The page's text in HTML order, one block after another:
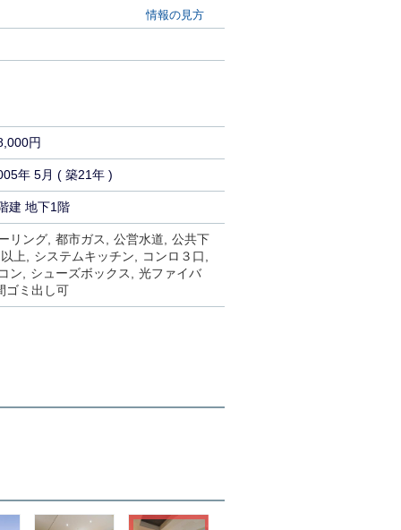
情報の見方
円
年 5月 ( 築21年 )
建 地下1階
リング 都市ガス 公営水道
公共下
上 システムキッチン
コンロ３口
ン シューズボックス
光ファイバ
ゴミ出し可